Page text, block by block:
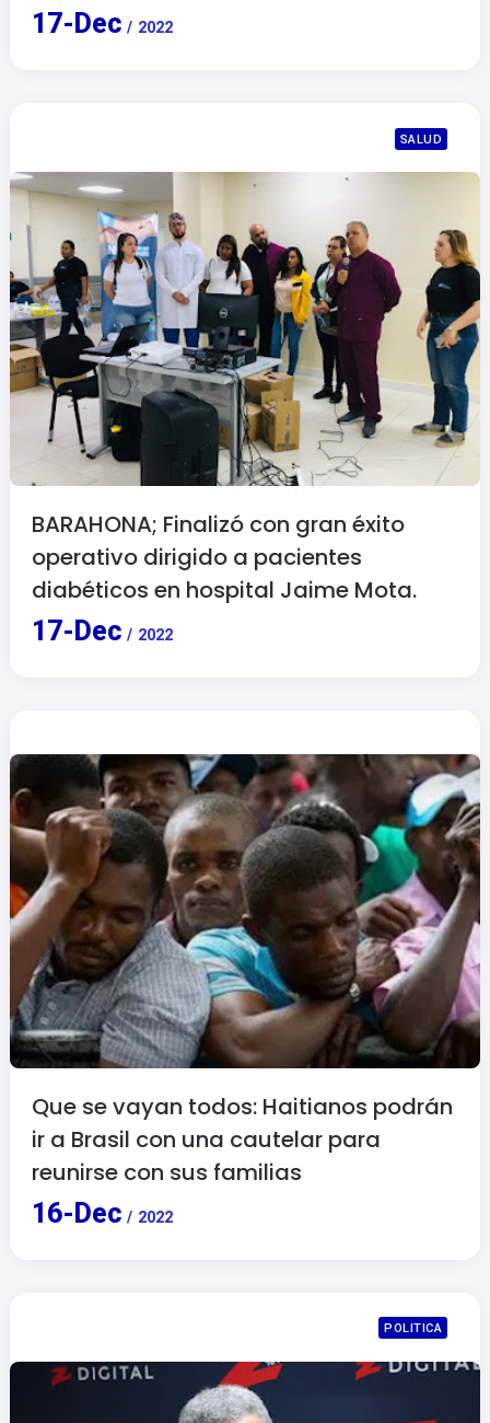
17- Dec / 2022
SALUD
BARAHONA; Finalizó con gran éxito
operativo dirigido a pacientes
diabéticos en hospital Jaime Mota.
17- Dec / 2022
Que se vayan todos: Haitianos podrán
ir a Brasil con una cautelar para
reunirse con sus familias
16- Dec / 2022
POLITICA